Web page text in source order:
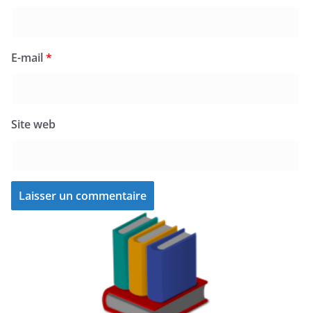
E-mail*
Site web